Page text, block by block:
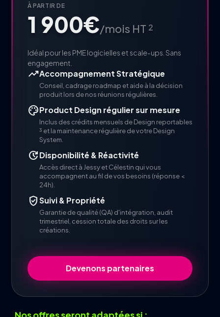
À PARTIR DE
1 900€/mois HT 2
Idéal pour les PME logicielles et scale-ups. Sans
engagement.
trending_upAccompagnement Stratégique
Conseil, cadrage roadmap et aide à la décision
produit lors de nos réunions régulières.
paletteProduct Design régulier sur mesure
Inclus des crédits mensuels de Design reportables
3 et la maintenance régulière de votre Design
System.
updateDisponibilité & Réactivité
Accès direct à Jessy et Célestin qui vous
accompagnent au fil de vos besoins (réponse <
24h).
verified_userSuivi & Propriété
Garantie de qualité (QA) d'intégration, audit
trimestriel, cession totale des droits sur les
créations.
Devenons partenaires